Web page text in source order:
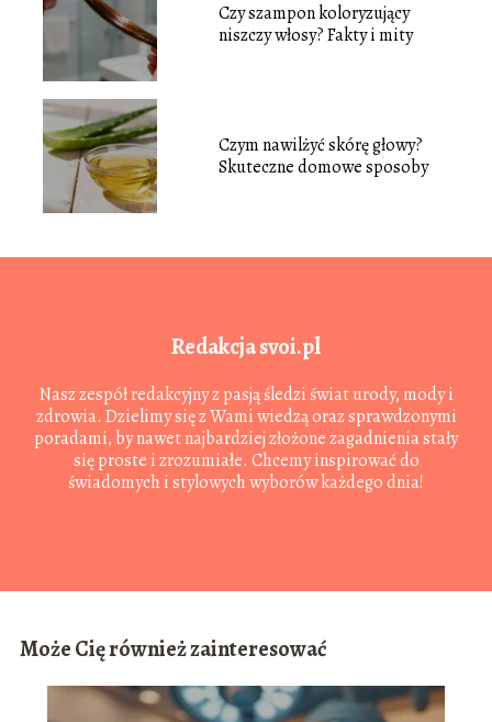
Czy szampon koloryzujący
niszczy włosy? Fakty i mity
Czym nawilżyć skórę głowy?
Skuteczne domowe sposoby
Redakcja svoi.pl
Nasz zespół redakcyjny z pasją śledzi świat urody, mody i
zdrowia. Dzielimy się z Wami wiedzą oraz sprawdzonymi
poradami, by nawet najbardziej złożone zagadnienia stały
się proste i zrozumiałe. Chcemy inspirować do
świadomych i stylowych wyborów każdego dnia!
Może Cię również zainteresować